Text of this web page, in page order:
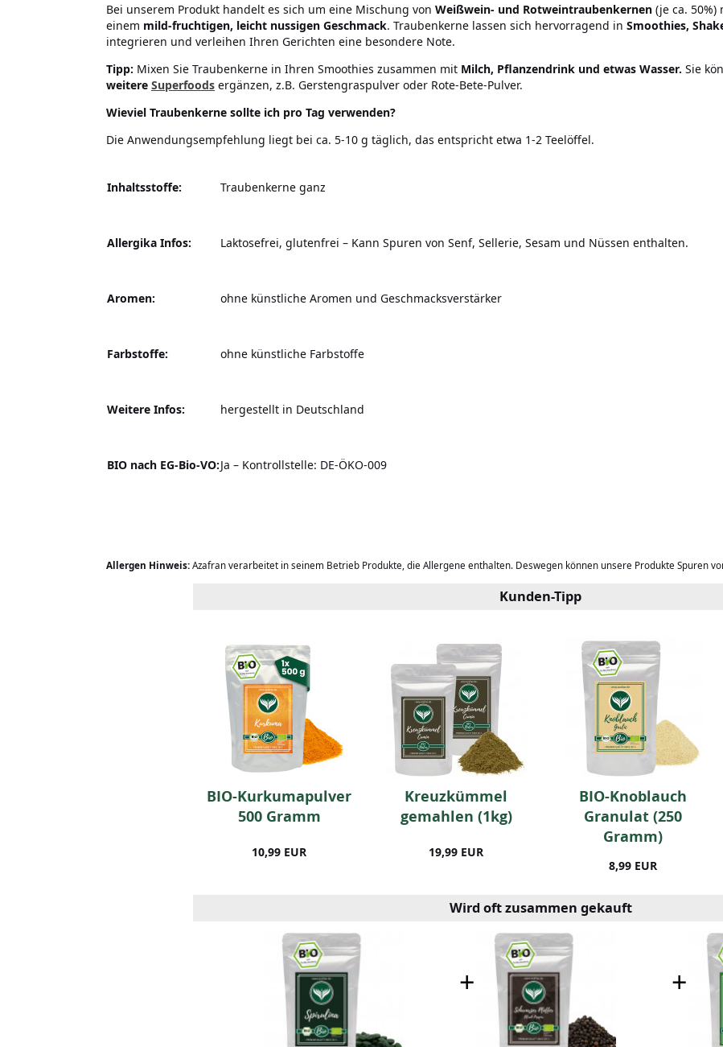
Bei unserem Produkt handelt es sich um eine Mischung von Weißwein- und Rotweintraubenkernen (je ca. 50%)
einem mild-fruchtigen, leicht nussigen Geschmack. Traubenkerne lassen sich hervorragend in Smoothies,
integrieren und verleihen Ihren Gerichten eine besondere Note.
Tipp: Mixen Sie Traubenkerne in Ihren Smoothies zusammen mit Milch, Pflanzendrink und etwas Wasser. Sie
weitere Superfoods ergänzen, z.B. Gerstengraspulver oder Rote-Bete-Pulver.
Wieviel Traubenkerne sollte ich pro Tag verwenden?
Die Anwendungsempfehlung liegt bei ca. 5-10 g täglich, das entspricht etwa 1-2 Teelöffel.
Inhaltsstoffe: Traubenkerne ganz
Allergika Infos: Laktosefrei, glutenfrei – Kann Spuren von Senf, Sellerie, Sesam und Nüssen enthalten.
Aromen: ohne künstliche Aromen und Geschmacksverstärker
Farbstoffe: ohne künstliche Farbstoffe
Weitere Infos: hergestellt in Deutschland
BIO nach EG-Bio-VO:Ja – Kontrollstelle: DE-ÖKO-009
Allergen Hinweis: Azafran verarbeitet in seinem Betrieb Produkte, die Allergene enthalten. Deswegen können unsere Produkte Spuren von
Kunden-Tipp
BIO-Kurkumapulver
500 Gramm
10,99 EUR
Kreuzkümmel
gemahlen (1kg)
19,99 EUR
BIO-Knoblauch
Granulat (250
Gramm)
8,99 EUR
Wird oft zusammen gekauft
+ +